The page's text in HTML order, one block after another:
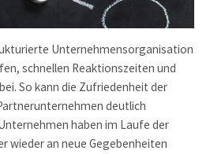
Unternehmensorganisation
schnellen Reaktionszeiten und
So kann die Zufriedenheit der
deutlich
haben im Laufe der
wieder an neue Gegebenheiten